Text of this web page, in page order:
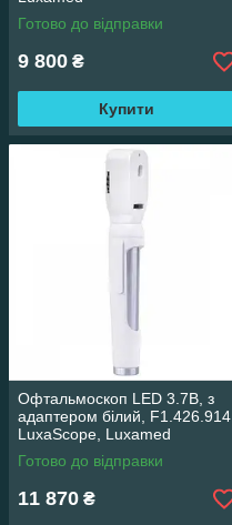
Готово до відправки
9 800 ₴
Купити
Офтальмоскоп LED 3.7В, з
адаптером білий, F1.426.914
LuxaScope, Luxamed
Готово до відправки
11 870 ₴